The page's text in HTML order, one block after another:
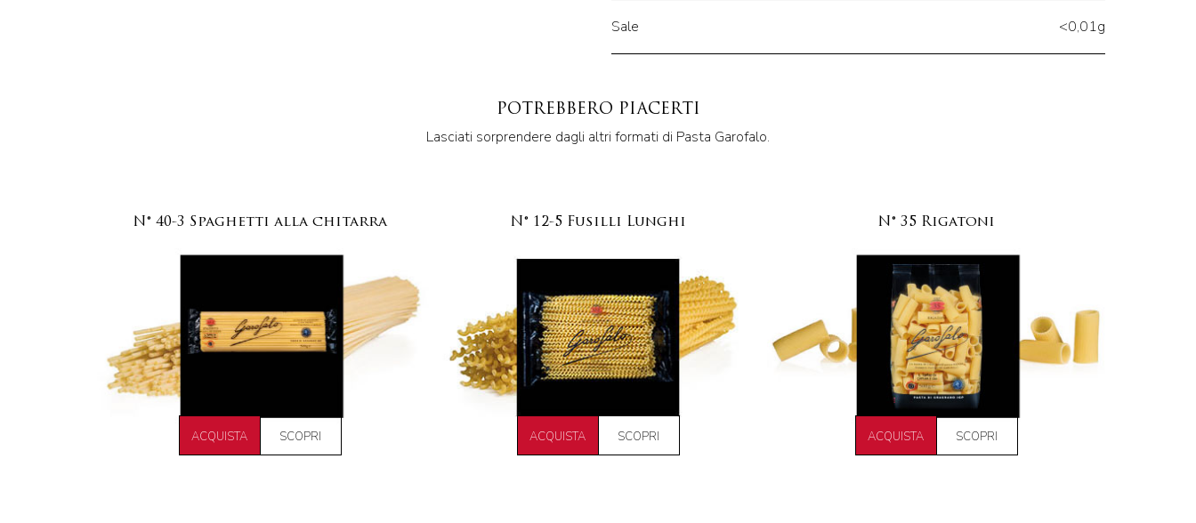
Sale <0,01g
POTREBBERO PIACERTI
Lasciati sorprendere dagli altri formati di Pasta Garofalo.
N° 40-3 Spaghetti alla chitarra
ACQUISTA SCOPRI
N° 12-5 Fusilli Lunghi
ACQUISTA SCOPRI
N° 35 Rigatoni
ACQUISTA SCOPRI